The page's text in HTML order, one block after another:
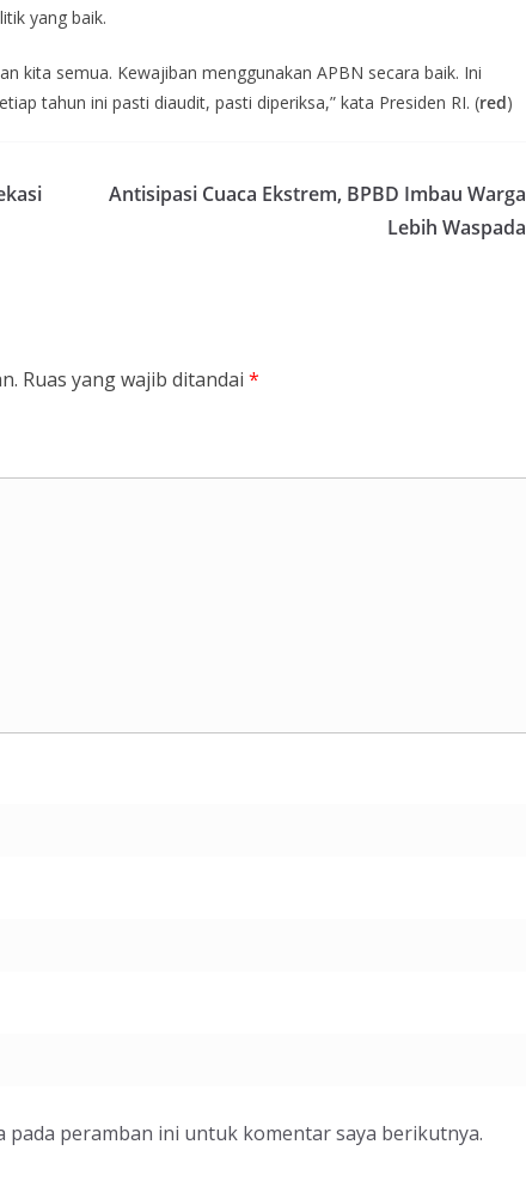
yang baik.
kita semua. Kewajiban menggunakan APBN secara baik. Ini
tahun ini pasti diaudit, pasti diperiksa,” kata Presiden RI. (red)
Antisipasi Cuaca Ekstrem, BPBD Imbau Warga
Lebih Waspada
Ruas yang wajib ditandai *
pada peramban ini untuk komentar saya berikutnya.